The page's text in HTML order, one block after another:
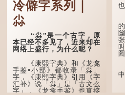
线把脊椎段串联起来。现代
通用为姓氏。两个口也可以
写成「吅」（音：喧），古
同「喧」，大声呼叫的意
三个口为「品」，这个
字用法最为普遍。始见于商
代甲骨文，古字形从三口，
表示众多...
冷僻字系列｜
尛
“尛”是一个古字，原
本已经不多见了，近来却在
网络上盛行，为什么呢？
《康熙字典》和《龙龛
手鉴•小部》都收录「尛」
字，《康熙字典》引用《字
汇补》说「尛」是「古文么
字」，《龙龛手鉴》也直接